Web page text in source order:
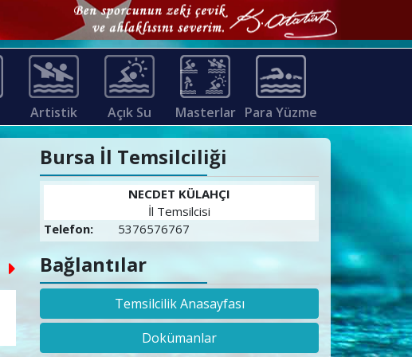
Artistik Açık Su Masterlar Para Yüzme
Bursa İl Temsilciliği
NECDET KÜLAHÇI
İl Temsilcisi
Telefon:
5376576767
Bağlantılar
Temsilcilik Anasayfası
Dokümanlar